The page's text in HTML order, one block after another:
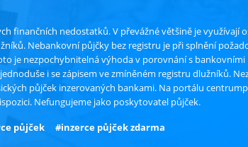
finančních nedostatků. V převážné většině je využívají
Nebankovní půjčky bez registru je při splnění
je nezpochybnitelná výhoda v porovnání s bankovními
i se zápisem ve zmíněném registru dlužníků.
půjček inzerovaných bankami. Na portálu
Nefungujeme jako poskytovatel půjček.
půjček #inzerce půjček zdarma